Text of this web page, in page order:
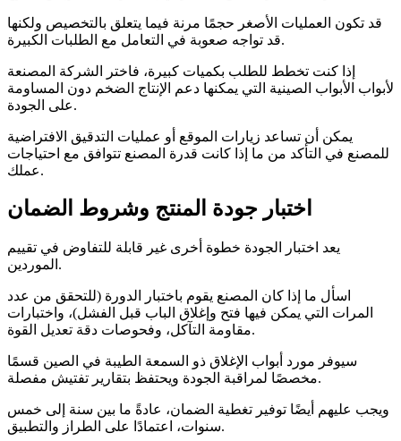
قد تكون العمليات الأصغر حجمًا مرنة فيما يتعلق بالتخصيص ولكنها
قد تواجه صعوبة في التعامل مع الطلبات الكبيرة.
إذا كنت تخطط للطلب بكميات كبيرة، فاختر الشركة المصنعة
لأبواب الأبواب الصينية التي يمكنها دعم الإنتاج الضخم دون المساومة
على الجودة.
يمكن أن تساعد زيارات الموقع أو عمليات التدقيق الافتراضية
للمصنع في التأكد من ما إذا كانت قدرة المصنع تتوافق مع احتياجات
عملك.
اختبار جودة المنتج وشروط الضمان
يعد اختبار الجودة خطوة أخرى غير قابلة للتفاوض في تقييم
الموردين.
اسأل ما إذا كان المصنع يقوم باختبار الدورة (للتحقق من عدد
المرات التي يمكن فيها فتح وإغلاق الباب قبل الفشل)، واختبارات
مقاومة التآكل، وفحوصات دقة تعديل القوة.
سيوفر مورد أبواب الإغلاق ذو السمعة الطيبة في الصين قسمًا
مخصصًا لمراقبة الجودة ويحتفظ بتقارير تفتيش مفصلة.
ويجب عليهم أيضًا توفير تغطية الضمان، عادةً ما بين سنة إلى خمس
سنوات، اعتمادًا على الطراز والتطبيق.